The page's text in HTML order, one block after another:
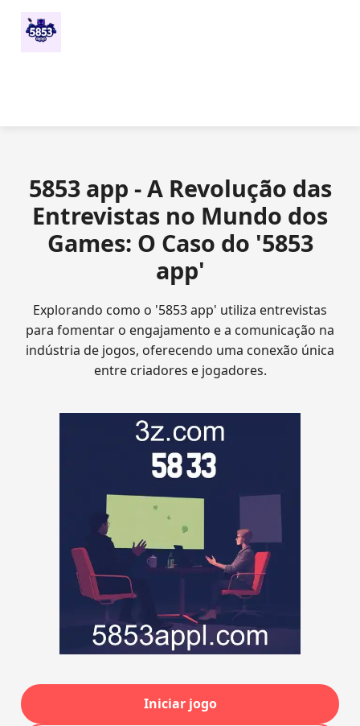
5853 app - A Revolução das
Entrevistas no Mundo dos
Games: O Caso do '5853
app'
Explorando como o '5853 app' utiliza entrevistas
para fomentar o engajamento e a comunicação na
indústria de jogos, oferecendo uma conexão única
entre criadores e jogadores.
Iniciar jogo